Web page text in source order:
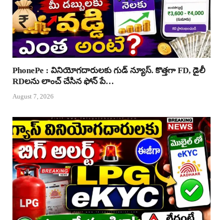
PhonePe : వినియోగదారులకు గుడ్ న్యూస్. కొత్తగా FD, డైలీ
RDలను లాంచ్ చేసిన ఫోన్ పే…
August 7, 2026